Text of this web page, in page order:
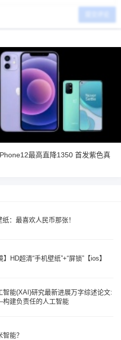
最高直降1350 首发紫色真
：最喜欢人民币那张！
HD超清“手机壁纸”+“屏锁”【ios】
智能(XAI)研究最新进展万字综述论文:
建负责任的人工智能
能？